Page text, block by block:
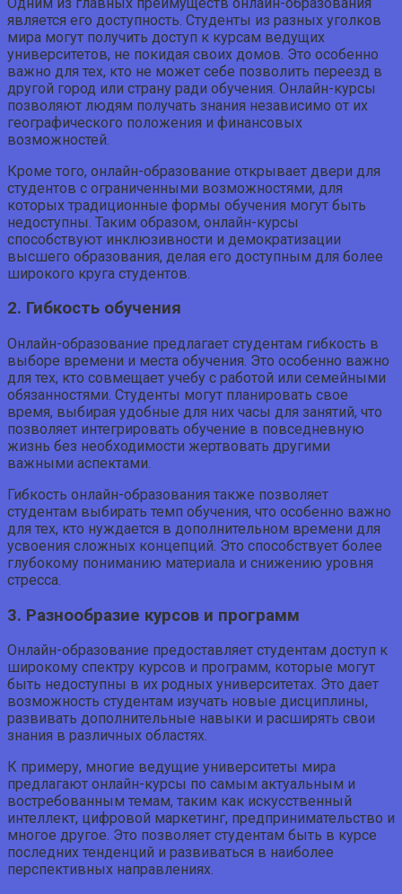
является его доступность. Студенты из разных уголков
мира могут получить доступ к курсам ведущих
университетов, не покидая своих домов. Это особенно
важно для тех, кто не может себе позволить переезд в
другой город или страну ради обучения. Онлайн-курсы
позволяют людям получать знания независимо от их
географического положения и финансовых
возможностей.
Кроме того, онлайн-образование открывает двери для
студентов с ограниченными возможностями, для
которых традиционные формы обучения могут быть
недоступны. Таким образом, онлайн-курсы
способствуют инклюзивности и демократизации
высшего образования, делая его доступным для более
широкого круга студентов.
2. Гибкость обучения
Онлайн-образование предлагает студентам гибкость в
выборе времени и места обучения. Это особенно важно
для тех, кто совмещает учебу с работой или семейными
обязанностями. Студенты могут планировать свое
время, выбирая удобные для них часы для занятий, что
позволяет интегрировать обучение в повседневную
жизнь без необходимости жертвовать другими
важными аспектами.
Гибкость онлайн-образования также позволяет
студентам выбирать темп обучения, что особенно важно
для тех, кто нуждается в дополнительном времени для
усвоения сложных концепций. Это способствует более
глубокому пониманию материала и снижению уровня
стресса.
3. Разнообразие курсов и программ
Онлайн-образование предоставляет студентам доступ к
широкому спектру курсов и программ, которые могут
быть недоступны в их родных университетах. Это дает
возможность студентам изучать новые дисциплины,
развивать дополнительные навыки и расширять свои
знания в различных областях.
К примеру, многие ведущие университеты мира
предлагают онлайн-курсы по самым актуальным и
востребованным темам, таким как искусственный
интеллект, цифровой маркетинг, предпринимательство и
многое другое. Это позволяет студентам быть в курсе
последних тенденций и развиваться в наиболее
перспективных направлениях.